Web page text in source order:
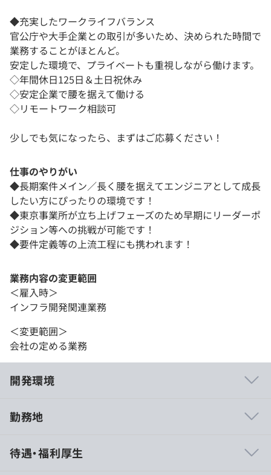
◆充実したワークライフバランス
官公庁や大手企業との取引が多いため、決められた時間で
業務することがほとんど。
安定した環境で、プライベートも重視しながら働けます。
◇年間休日125日＆土日祝休み
◇安定企業で腰を据えて働ける
◇リモートワーク相談可
少しでも気になったら、まずはご応募ください！
仕事のやりがい
◆長期案件メイン／長く腰を据えてエンジニアとして成長
したい方にぴったりの環境です！
◆東京事業所が立ち上げフェーズのため早期にリーダーポ
ジション等への挑戦が可能です！
◆要件定義等の上流工程にも携われます！
業務内容の変更範囲
＜雇入時＞
インフラ開発関連業務
＜変更範囲＞
会社の定める業務
開発環境
50名ほどの規模の会社だからこそ、社長や役員との距離
勤務地
待遇・福利厚生